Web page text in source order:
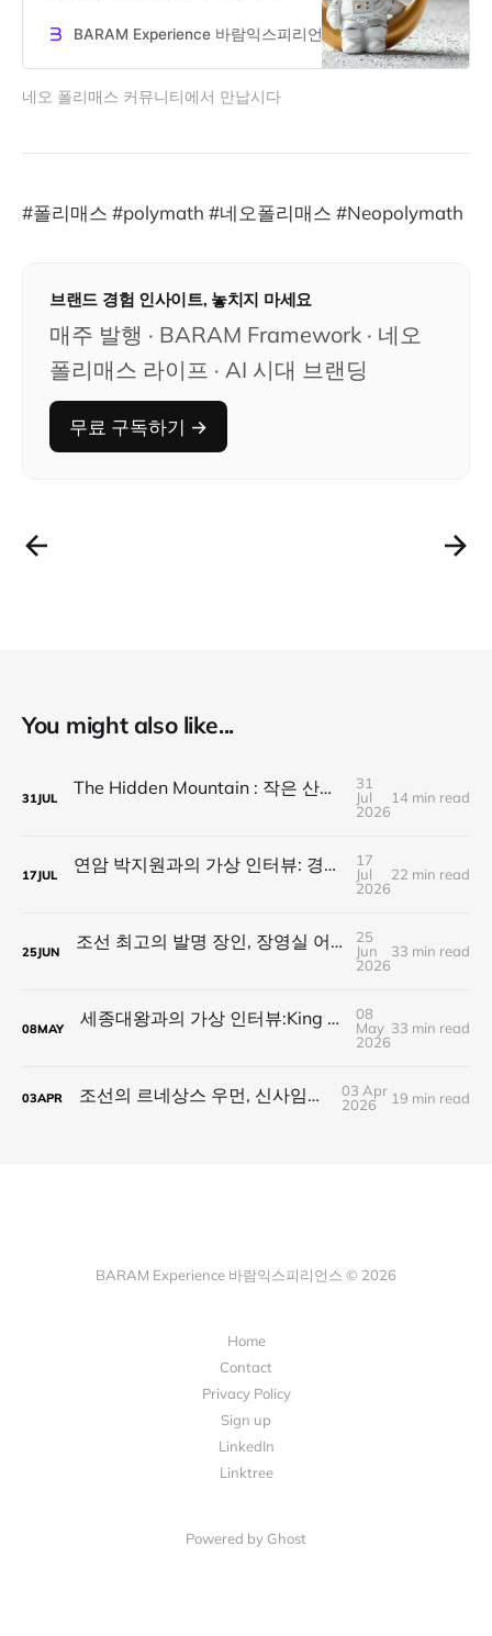
실패를 통해 새로운 지점으로 나아간
앞에 보이지 않는 원대한 꿈을 향해
조금씩 길을 만들고 가능성을 구체화
될 것이다.
BARAM Experience 바람익스피리언스 Dr. Jooseok Oh
네오 폴리매스 커뮤니티에서 만납시다
#폴리매스 #polymath #네오폴리매스 #Neopolymath
브랜드 경험 인사이트, 놓치지 마세요
매주 발행 · BARAM Framework · 네오
폴리매스 라이프 · AI 시대 브랜딩
무료 구독하기 →
You might also like...
31JUL The Hidden Mountain : 작은 산이 큰 산을 가린다
31
Jul
2026
14 min read
17JUL 연암 박지원과의 가상 인터뷰: 경계 위의 통섭 문장가가 전하는 21세기 네오 폴리매스의 길
17
Jul
2026
22 min read
25JUN 조선 최고의 발명 장인, 장영실 어른과의 대화:21세기 네오 폴리매스에게 전하는 이야기
25
Jun
2026
33 min read
08MAY 세종대왕과의 가상 인터뷰:King of Polymath가 전하는 21세기 네오 폴리매스의 길
08
May
2026
33 min read
03APR 조선의 르네상스 우먼, 신사임당을 만나다
03 Apr
2026
19 min read
BARAM Experience 바람익스피리언스 © 2026
Home
Contact
Privacy Policy
Sign up
LinkedIn
Linktree
Powered by Ghost